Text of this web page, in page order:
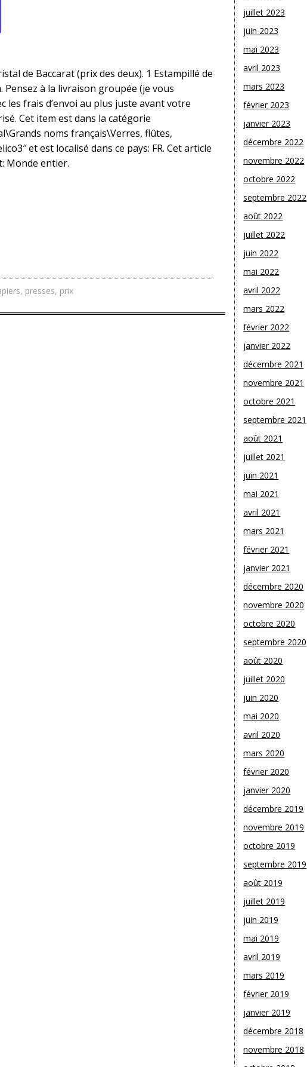
de Baccarat (prix des deux). 1 Estampillé de
Pensez à la livraison groupée (je vous
les frais d’envoi au plus juste avant votre
Cet item est dans la catégorie
noms français\Verres, flûtes,
et est localisé dans ce pays: FR. Cet article
Monde entier.
, presses, prix
juillet 2023
juin 2023
mai 2023
avril 2023
mars 2023
février 2023
janvier 2023
décembre 2022
novembre 2022
octobre 2022
septembre 2022
août 2022
juillet 2022
juin 2022
mai 2022
avril 2022
mars 2022
février 2022
janvier 2022
décembre 2021
novembre 2021
octobre 2021
septembre 2021
août 2021
juillet 2021
juin 2021
mai 2021
avril 2021
mars 2021
février 2021
janvier 2021
décembre 2020
novembre 2020
octobre 2020
septembre 2020
août 2020
juillet 2020
juin 2020
mai 2020
avril 2020
mars 2020
février 2020
janvier 2020
décembre 2019
novembre 2019
octobre 2019
septembre 2019
août 2019
juillet 2019
juin 2019
mai 2019
avril 2019
mars 2019
février 2019
janvier 2019
décembre 2018
novembre 2018